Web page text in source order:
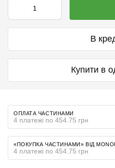
В
Купити в
ОПЛАТА ЧАСТИНАМИ
4 платежі по 454.75 грн
«ПОКУПКА ЧАСТИНАМИ» ВІД
4 платежі по 454.75 грн